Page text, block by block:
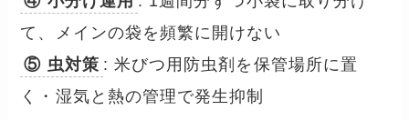
て、メインの袋を頻繁に開けない
⑤ 虫対策 : 米びつ用防虫剤を保管場所に置
く・湿気と熱の管理で発生抑制